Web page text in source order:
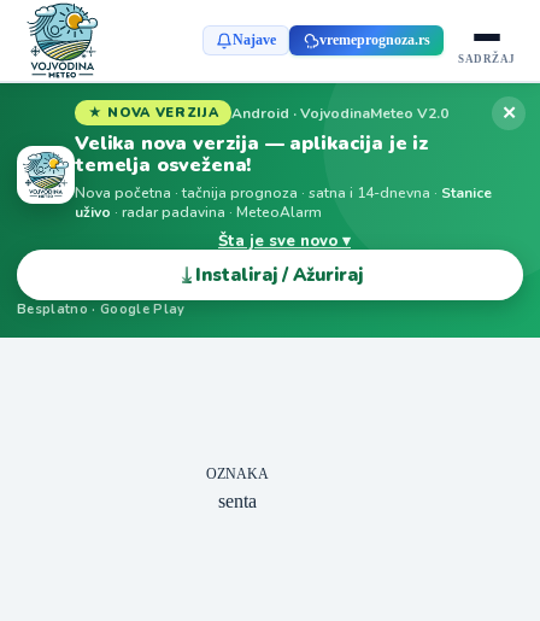
Najave vremeprognoza.rs
SADRŽAJ
★ NOVA VERZIJA Android · VojvodinaMeteo V2.0
Velika nova verzija — aplikacija je iz
temelja osvežena!
Nova početna · tačnija prognoza · satna i 14-dnevna · Stanice
uživo · radar padavina · MeteoAlarm
Šta je sve novo ▾
⤓ Instaliraj / Ažuriraj
Besplatno · Google Play
✕
OZNAKA
senta